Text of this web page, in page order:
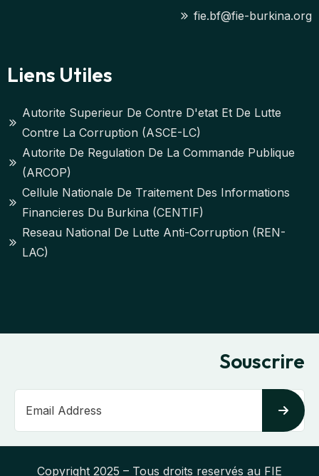
fie.bf@fie-burkina.org
Liens Utiles
Autorite Superieur De Contre D'etat Et De Lutte
Contre La Corruption (ASCE-LC)
Autorite De Regulation De La Commande Publique
(ARCOP)
Cellule Nationale De Traitement Des Informations
Financieres Du Burkina (CENTIF)
Reseau National De Lutte Anti-Corruption (REN-
LAC)
Souscrire
Copyright 2025 – Tous droits reservés au FIE